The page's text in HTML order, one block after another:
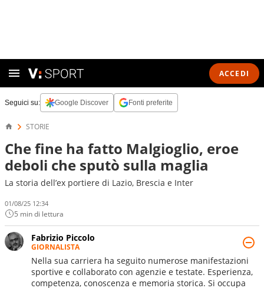
ACCEDI
Seguici su: Google Discover Fonti preferite
STORIE
Che fine ha fatto Malgioglio, eroe
deboli che sputò sulla maglia
La storia dell’ex portiere di Lazio, Brescia e Inter
01/08/25 12:34
5 min di lettura
Fabrizio Piccolo
GIORNALISTA
Nella sua carriera ha seguito numerose manifestazioni
sportive e collaborato con agenzie e testate. Esperienza,
competenza, conoscenza e memoria storica. Si occupa